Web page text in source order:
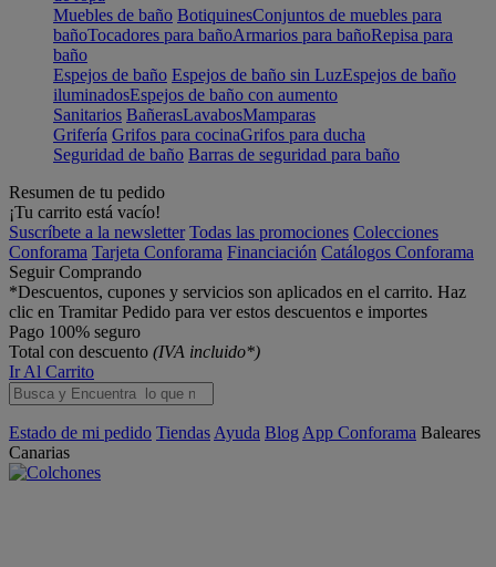
Muebles de baño BotiquinesConjuntos de muebles para
bañoTocadores para bañoArmarios para bañoRepisa para
baño
Espejos de baño Espejos de baño sin LuzEspejos de baño
iluminadosEspejos de baño con aumento
Sanitarios BañerasLavabosMamparas
Grifería Grifos para cocinaGrifos para ducha
Seguridad de baño Barras de seguridad para baño
Resumen de tu pedido
¡Tu carrito está vacío!
Suscríbete a la newsletter Todas las promociones Colecciones
Conforama Tarjeta Conforama Financiación Catálogos Conforama
Seguir Comprando
*Descuentos, cupones y servicios son aplicados en el carrito. Haz
clic en Tramitar Pedido para ver estos descuentos e importes
Pago 100% seguro
Total con descuento (IVA incluido*)
Ir Al Carrito
Estado de mi pedido Tiendas Ayuda Blog App Conforama Baleares
Canarias